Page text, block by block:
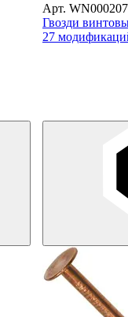
Арт.
Гвозди
27